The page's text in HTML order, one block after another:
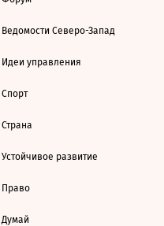
Ведомости Северо-Запад
Идеи управления
Спорт
Страна
Устойчивое развитие
Право
Думай